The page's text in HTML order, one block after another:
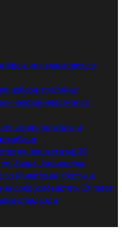
Иран, но нема долго да
избори во Србија:
и неправилностите се
се за долготрајни
објави
пропусти кај 39
со Ивана Јовановска
Милатовиќ: Скопје и
добрососедство, ЕУ патот
стандарди